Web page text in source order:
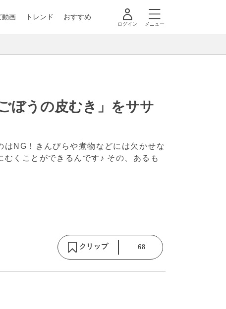
動画 トレンド おすすめ
ログイン メニュー
ぼうの皮むき」をササ
はNG！きんぴらや煮物などには欠かせな
くことができるんです♪ その、あるも
クリップ 68